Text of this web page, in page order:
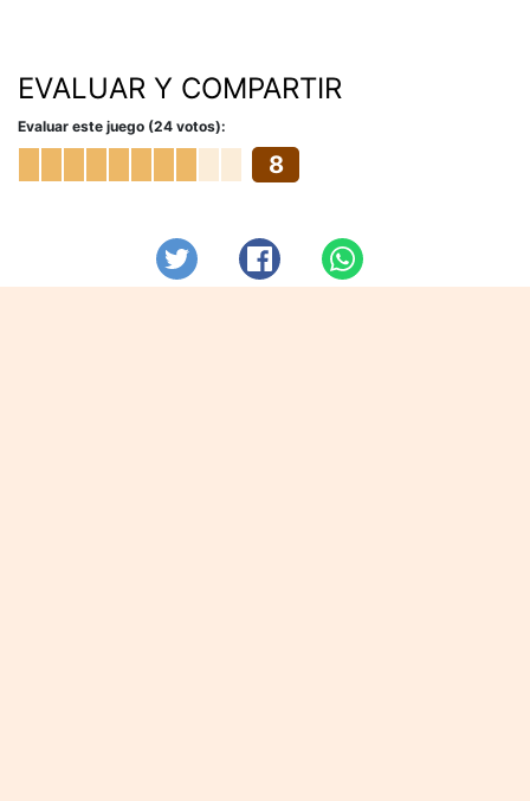
EVALUAR Y COMPARTIR
Evaluar este juego (24 votos):
8